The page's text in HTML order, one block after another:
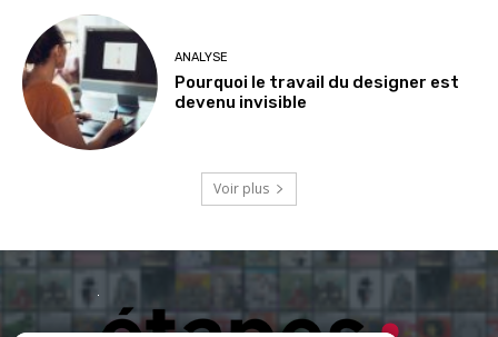
ANALYSE
Pourquoi le travail du designer est
devenu invisible
Voir plus